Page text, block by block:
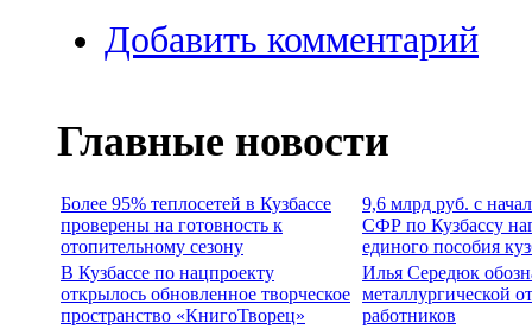
Добавить комментарий
Главные новости
Более 95% теплосетей в Кузбассе
проверены на готовность к
отопительному сезону
9,6 млрд руб. с
СФР по Кузбассу
единого пособия
В Кузбассе по нацпроекту
открылось обновленное творческое
пространство «КнигоТворец»
Илья Середюк
металлургической
работников